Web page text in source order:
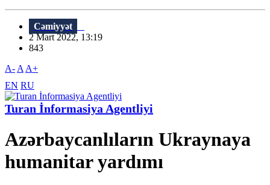
Cəmiyyət
2 Mart 2022, 13:19
843
A- A A+
EN RU
Turan İnformasiya Agentliyi
Azərbaycanlıların Ukraynaya
humanitar yardımı